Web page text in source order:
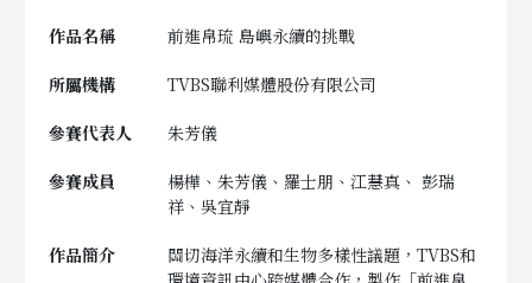
作品名稱 前進帛琉 島嶼永續的挑戰
所屬機構 TVBS聯利媒體股份有限公司
參賽代表人 朱芳儀
參賽成員
楊樺、朱芳儀、羅士朋、江慧真、 彭瑞
祥、吳宜靜
作品簡介
關切海洋永續和生物多樣性議題，TVBS和